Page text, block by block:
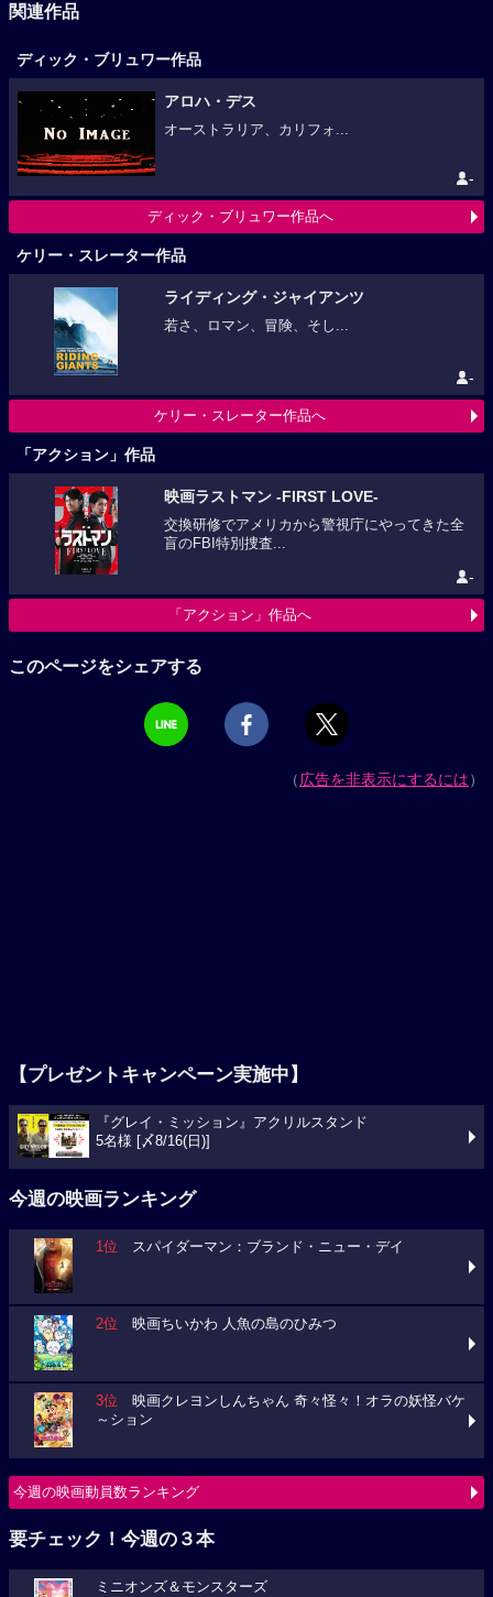
関連作品
ディック・ブリュワー作品
アロハ・デス
オーストラリア、カリフォ...
-
ディック・ブリュワー作品へ
ケリー・スレーター作品
ライディング・ジャイアンツ
若さ、ロマン、冒険、そし...
-
ケリー・スレーター作品へ
「アクション」作品
映画ラストマン -FIRST LOVE-
交換研修でアメリカから警視庁にやってきた全
盲のFBI特別捜査...
-
「アクション」作品へ
このページをシェアする
（広告を非表示にするには）
【プレゼントキャンペーン実施中】
『グレイ・ミッション』アクリルスタンド
5名様 [〆8/16(日)]
今週の映画ランキング
1位 スパイダーマン：ブランド・ニュー・デイ
2位 映画ちいかわ 人魚の島のひみつ
3位 映画クレヨンしんちゃん 奇々怪々！オラの妖怪バケ
～ション
今週の映画動員数ランキング
要チェック！今週の３本
ミニオンズ＆モンスターズ